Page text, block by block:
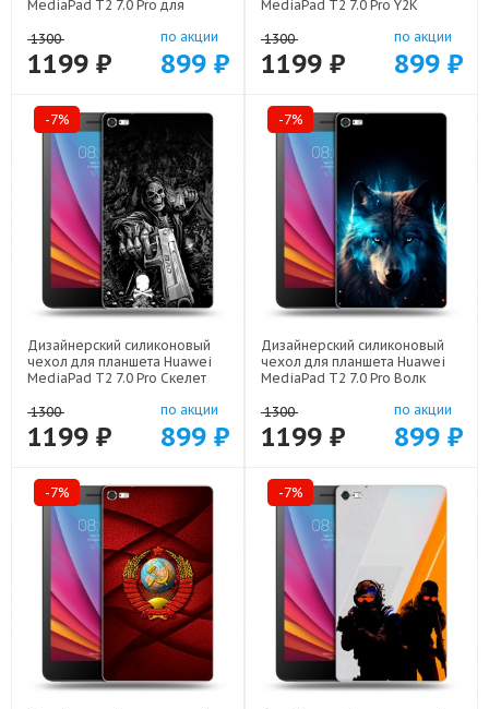
MediaPad T2 7.0 Pro для
1300
1199 ₽
по акции
899 ₽
MediaPad T2 7.0 Pro Y2K
1300
1199 ₽
по акции
899 ₽
-7%
Дизайнерский силиконовый
чехол для планшета Huawei
MediaPad T2 7.0 Pro Скелет
1300
1199 ₽
по акции
899 ₽
-7%
Дизайнерский силиконовый
чехол для планшета Huawei
MediaPad T2 7.0 Pro Волк
1300
1199 ₽
по акции
899 ₽
-7% -7%